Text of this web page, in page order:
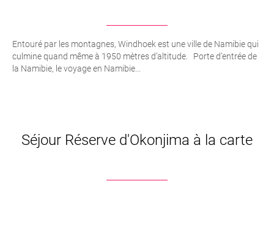
Entouré par les montagnes, Windhoek est une ville de Namibie qui
culmine quand même à 1950 mètres d’altitude. Porte d’entrée de
la Namibie, le voyage en Namibie...
Séjour Réserve d'Okonjima à la carte